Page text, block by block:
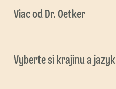
Viac od Dr. Oetker
Vyberte si krajinu a jazyk